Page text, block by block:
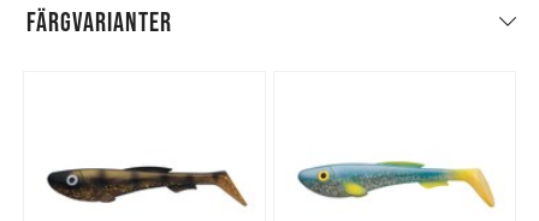
FÄRGVARIANTER